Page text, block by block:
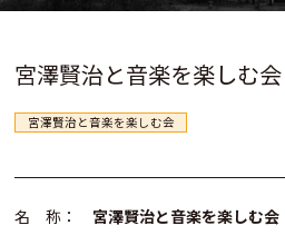
宮澤賢治と音楽を楽しむ会
宮澤賢治と音楽を楽しむ会
名 称： 宮澤賢治と音楽を楽しむ会